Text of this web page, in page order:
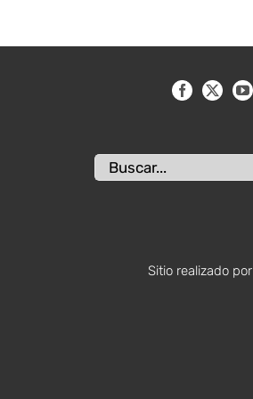
Buscar:
Sitio realizado por